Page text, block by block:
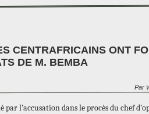
CENTRAFRICAINS ONT
DE M. BEMBA
Par
l’accusation dans le procès du chef